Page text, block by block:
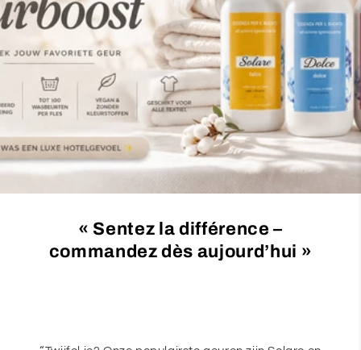
c
t
o
n
:
« Sentez la différence –
commandez dès aujourd’hui »